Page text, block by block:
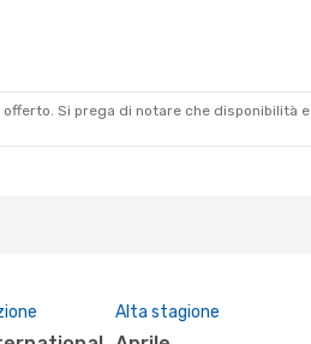
Si prega di notare che disponibilità e
Alta stagione